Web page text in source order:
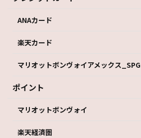
ANAカード
楽天カード
マリオットボンヴォイアメックス_SPG
ポイント
マリオットボンヴォイ
楽天経済圏